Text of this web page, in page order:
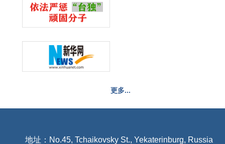
更多...
地址：No.45, Tchaikovsky St., Yekaterinburg, Russia